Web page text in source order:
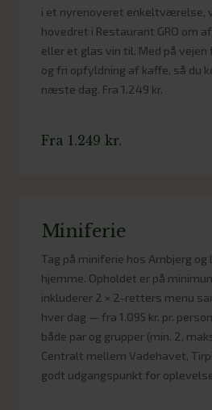
i et nyrenoveret enkeltværelse,
hovedret i Restaurant GRO om
eller et glas vin til. Med på vejen
og fri opfyldning af kaffe, så du
næste dag. Fra 1.249 kr.
Fra 1.249 kr.
Miniferie
Tag på miniferie hos Arnbjerg
hjemme. Opholdet er på
inkluderer 2 × 2-retters menu
hver dag — fra 1.095 kr. pr.
både par og grupper (min. 2,
Centralt mellem Vadehavet,
godt udgangspunkt for